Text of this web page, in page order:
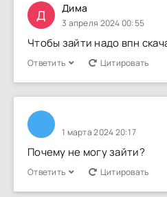
Д Дима
3 апреля 2024 00:55
Чтобы зайти надо впн
Ответить Цитировать
1 марта 2024 20:17
Почему не могу зайти?
Ответить Цитировать